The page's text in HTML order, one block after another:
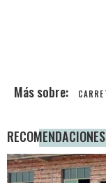
RECOMENDACIONES